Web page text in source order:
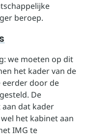
beroep.
we moeten op dit
het kader van de
eerder door de
De
dat kader
het kabinet aan
IMG te